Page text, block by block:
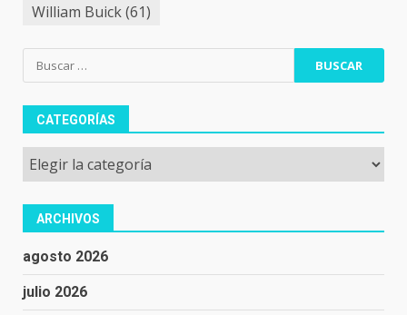
William Buick(61)
Buscar:
CATEGORÍAS
Categorías
ARCHIVOS
agosto 2026
julio 2026